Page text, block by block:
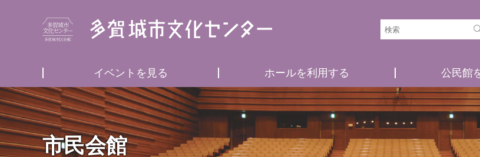
イベントを見る ホールを利用する 公民館
市民会館